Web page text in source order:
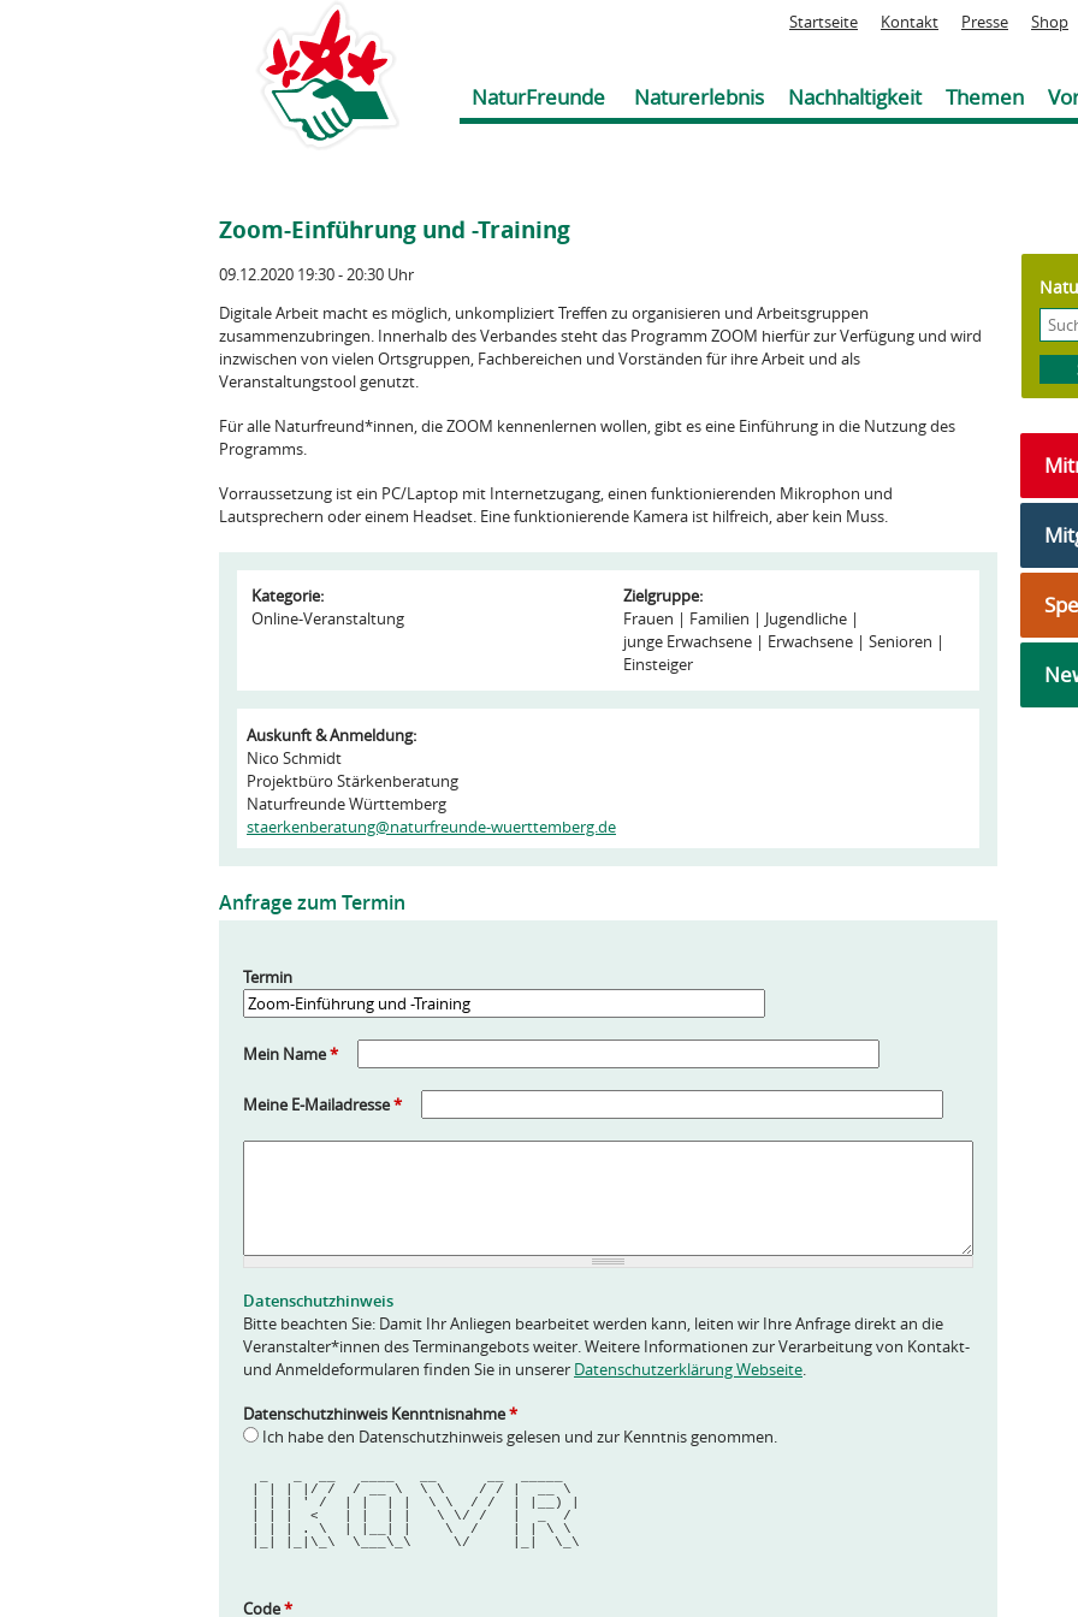
Jump to navigation
Startseite Kontakt Presse Shop
NaturFreunde Naturerlebnis Nachhaltigkeit Themen
Zoom-Einführung und -Training
09.12.2020 19:30 - 20:30 Uhr
Digitale Arbeit macht es möglich, unkompliziert Treffen zu organisieren und Arbeitsgruppen
zusammenzubringen. Innerhalb des Verbandes steht das Programm ZOOM hierfür zur Verfügung und wird
inzwischen von vielen Ortsgruppen, Fachbereichen und Vorständen für ihre Arbeit und als
Veranstaltungstool genutzt.
Für alle Naturfreund*innen, die ZOOM kennenlernen wollen, gibt es eine Einführung in die Nutzung des
Programms.
Vorraussetzung ist ein PC/Laptop mit Internetzugang, einen funktionierenden Mikrophon und
Lautsprechern oder einem Headset. Eine funktionierende Kamera ist hilfreich, aber kein Muss.
Kategorie:
Online-Veranstaltung
Zielgruppe:
Frauen
Familien
Jugendliche
junge Erwachsene
Erwachsene
Senioren
Einsteiger
Auskunft & Anmeldung:
Nico Schmidt
Projektbüro Stärkenberatung
Naturfreunde Württemberg
staerkenberatung@naturfreunde-wuerttemberg.de
Anfrage zum Termin
Termin
Mein Name*
Meine E-Mailadresse*
*
Datenschutzhinweis
Bitte beachten Sie: Damit Ihr Anliegen bearbeitet werden kann, leiten wir Ihre Anfrage direkt an die
Veranstalter*innen des Terminangebots weiter. Weitere Informationen zur Verarbeitung von Kontakt-
und Anmeldeformularen finden Sie in unserer Datenschutzerklärung Webseite.
Datenschutzhinweis Kenntnisnahme*
Ich habe den Datenschutzhinweis gelesen und zur Kenntnis genommen.
| | | |/ /  / __ \  \ \    / / |  __ \
| | | ' /  | |  | |  \ \  / /  | |__) |
| | |  <   | |  | |   \ \/ /   |  _  /
| | | . \  | |__| |    \  /    | | \ \
|_| |_|\_\  \___\_\     \/     |_|  \_\
Code*